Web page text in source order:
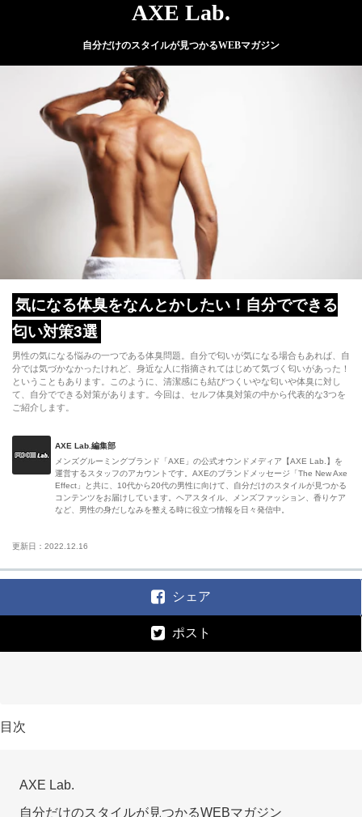
AXE Lab.
自分だけのスタイルが見つかるWEBマガジン
気になる体臭をなんとかしたい！自分でできる
匂い対策3選
男性の気になる悩みの一つである体臭問題。自分で匂いが気になる場合もあれば、自
分では気づかなかったけれど、身近な人に指摘されてはじめて気づく匂いがあった！
ということもあります。このように、清潔感にも結びつくいやな匂いや体臭に対し
て、自分でできる対策があります。今回は、セルフ体臭対策の中から代表的な3つを
ご紹介します。
AXE Lab.編集部
メンズグルーミングブランド「AXE」の公式オウンドメディア【AXE Lab.】を
運営するスタッフのアカウントです。AXEのブランドメッセージ「The New Axe
Effect」と共に、10代から20代の男性に向けて、自分だけのスタイルが見つかる
コンテンツをお届けしています。ヘアスタイル、メンズファッション、香りケア
など、男性の身だしなみを整える時に役立つ情報を日々発信中。
更新日：2022.12.16
シェア
ポスト
目次
AXE Lab.
自分だけのスタイルが見つかるWEBマガジン